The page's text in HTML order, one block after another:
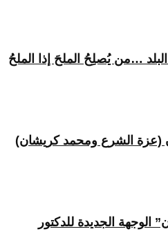
…من يُصلِحُ الملحَ إذا الملحُ
(عزة الشرع ومحمد كريشان)
الوجهة الجديدة للدكتور